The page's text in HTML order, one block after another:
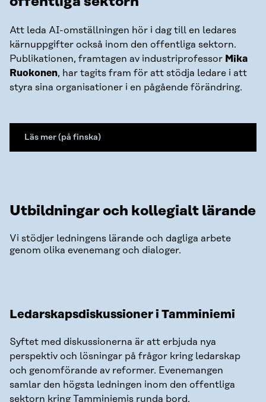
Att leda AI-omställningen hör i dag till en ledares
kärnuppgifter också inom den offentliga sektorn.
Publikationen, framtagen av industriprofessor Mika
Ruokonen, har tagits fram för att stödja ledare i att
styra sina organisationer i en pågående förändring.
Läs mer (på finska)
Utbildningar och kollegialt lärande
Vi stödjer ledningens lärande och dagliga arbete
genom olika evenemang och dialoger.
Ledarskapsdiskussioner i Tamminiemi
Syftet med diskussionerna är att erbjuda nya
perspektiv och lösningar på frågor kring ledarskap
och genomförande av reformer. Evenemangen
samlar den högsta ledningen inom den offentliga
sektorn kring Tamminiemis runda bord.